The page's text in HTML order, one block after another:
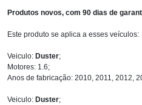
Produtos novos, com 90 dias de
Este produto se aplica a esses veículos:
Veiculo: Duster;
Motores: 1.6;
Anos de fabricação: 2010, 2011, 2012,
Veiculo: Duster;